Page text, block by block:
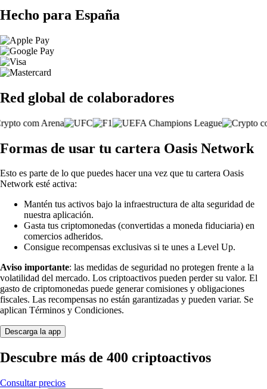
Hecho para España
Red global de colaboradores
Formas de usar tu cartera Oasis Network
Esto es parte de lo que puedes hacer una vez que tu cartera Oasis
Network esté activa:
Mantén tus activos bajo la infraestructura de alta seguridad de
nuestra aplicación.
Gasta tus criptomonedas (convertidas a moneda fiduciaria) en
comercios adheridos.
Consigue recompensas exclusivas si te unes a Level Up.
Aviso importante: las medidas de seguridad no protegen frente a la
volatilidad del mercado. Los criptoactivos pueden perder su valor. El
gasto de criptomonedas puede generar comisiones y obligaciones
fiscales. Las recompensas no están garantizadas y pueden variar. Se
aplican Términos y Condiciones.
Descarga la app
Descubre más de 400 criptoactivos
Consultar precios